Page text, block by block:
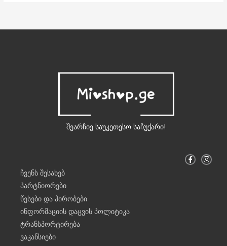
შეარჩიე საუკეთესო საჩუქარი!
F
a
I
n
ჩვენს შესახებ
პარტნიორები
წესები და პირობები
ინფორმაციის დაცვის პოლიტიკა
ტრანსპორტირება
ვაკანსიები